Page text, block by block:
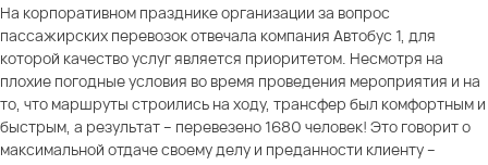
На корпоративном празднике организации за вопрос
пассажирских перевозок отвечала компания Автобус 1, для
которой качество услуг является приоритетом. Несмотря на
плохие погодные условия во время проведения мероприятия и на
то, что маршруты строились на ходу, трансфер был комфортным и
быстрым, а результат – перевезено 1680 человек! Это говорит о
максимальной отдаче своему делу и преданности клиенту –